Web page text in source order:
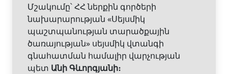
Մշակումը՝ ՀՀ ներքին գործերի
նախարարության «Սեյսմիկ
պաշտպանության տարածքային
ծառայության» սեյսմիկ վտանգի
գնահատման համալիր վարչության
պետ Անի Գևորգյանի։